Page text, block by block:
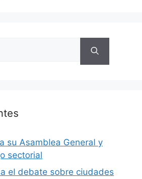
su Asamblea General y
sectorial
el debate sobre ciudades